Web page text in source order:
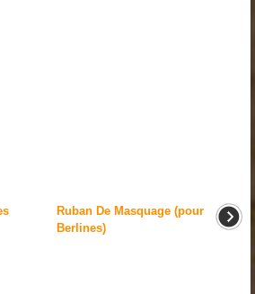
Ruban De Masquage (pour
Berlines)